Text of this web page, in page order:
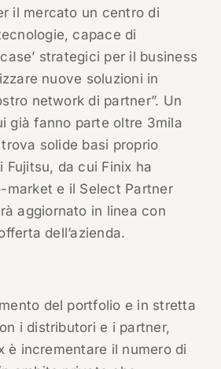
il mercato un centro di
capace di
strategici per il business
nuove soluzioni in
network di partner”. Un
già fanno parte oltre 3mila
solide basi proprio
Fujitsu, da cui Finix ha
e il Select Partner
aggiornato in linea con
dell’azienda.
del portfolio e in stretta
i distributori e i partner,
è incrementare il numero di